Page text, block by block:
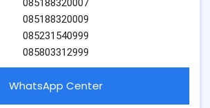
085188320007
085188320009
085231540999
085803312999
WhatsApp Center